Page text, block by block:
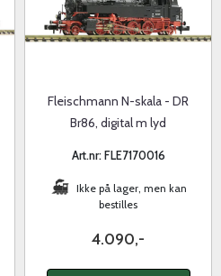
Fleischmann N-skala - DR
Br86, digital m lyd
Art.nr: FLE7170016
Ikke på lager, men kan
bestilles
4.090,-